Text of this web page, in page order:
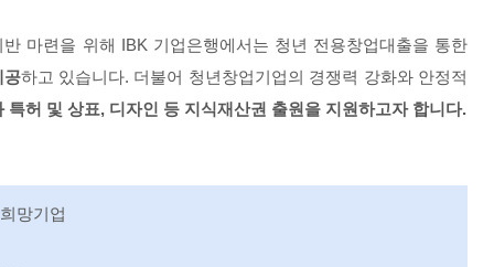
마련을 위해 IBK 기업은행에서는 청년 전용창업대출을 통한
공하고 있습니다. 더불어 청년창업기업의 경쟁력 강화와 안정적
특허 및 상표, 디자인 등 지식재산권 출원을 지원하고자 합니다.
망기업